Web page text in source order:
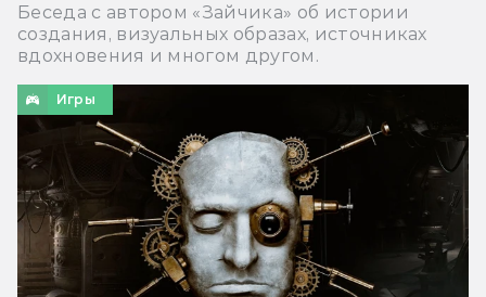
Беседа с автором «Зайчика» об истории
создания, визуальных образах, источниках
вдохновения и многом другом.
Игры